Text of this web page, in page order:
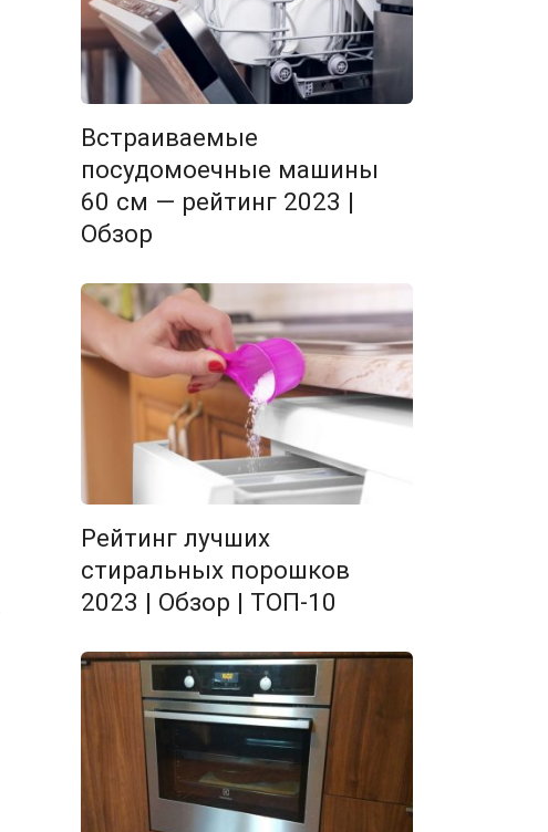
Встраиваемые
посудомоечные машины
60 см — рейтинг 2023 |
Обзор
Рейтинг лучших
стиральных порошков
2023 | Обзор | ТОП-10